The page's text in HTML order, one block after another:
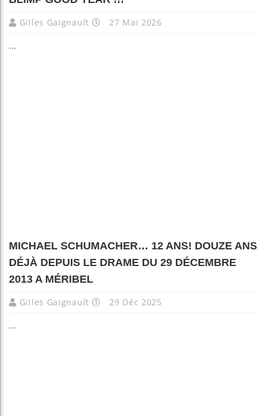
Gilles Gaignault 27 Mai 2026
...
MICHAEL SCHUMACHER… 12 ANS! DOUZE ANS
DÉJÀ DEPUIS LE DRAME DU 29 DÉCEMBRE
2013 A MÉRIBEL
Gilles Gaignault 29 Déc 2025
...